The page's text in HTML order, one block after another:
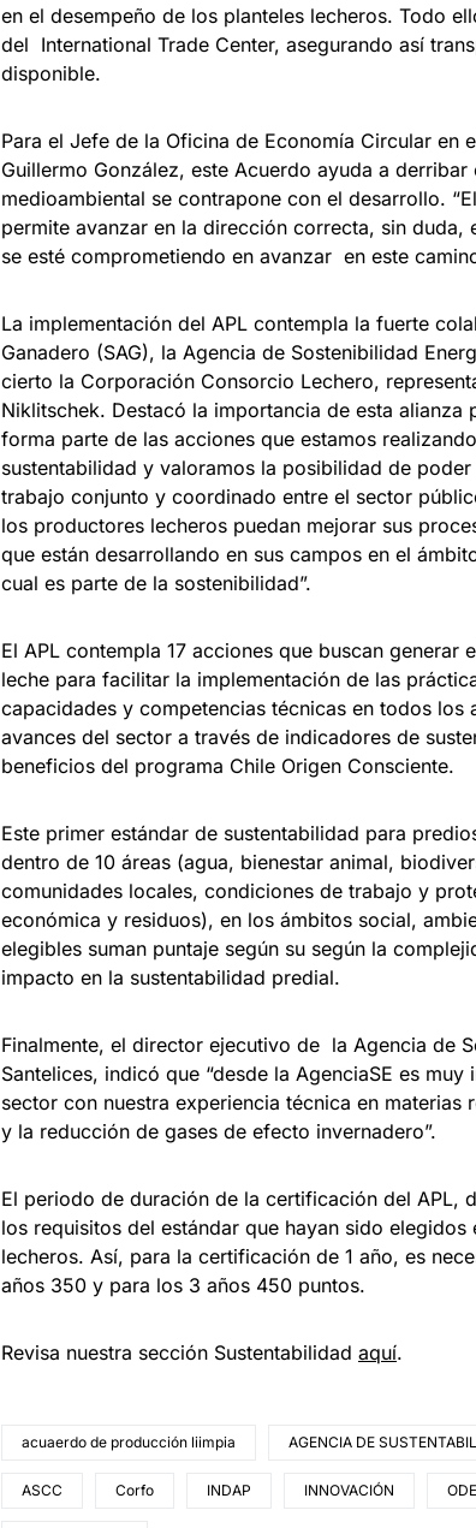
en el desempeño de los planteles lecheros. Todo
del International Trade Center, asegurando así
disponible.
Para el Jefe de la Oficina de Economía Circular en
Guillermo González, este Acuerdo ayuda a
medioambiental se contrapone con el desarrollo.
permite avanzar en la dirección correcta, sin duda,
se esté comprometiendo en avanzar en este
La implementación del APL contempla la fuerte
Ganadero (SAG), la Agencia de Sostenibilidad
cierto la Corporación Consorcio Lechero,
Niklitschek. Destacó la importancia de esta alianza
forma parte de las acciones que estamos
sustentabilidad y valoramos la posibilidad de
trabajo conjunto y coordinado entre el sector
los productores lecheros puedan mejorar sus
que están desarrollando en sus campos en el
cual es parte de la sostenibilidad”.
El APL contempla 17 acciones que buscan
leche para facilitar la implementación de las
capacidades y competencias técnicas en todos
avances del sector a través de indicadores de
beneficios del programa Chile Origen Consciente.
Este primer estándar de sustentabilidad para
dentro de 10 áreas (agua, bienestar animal,
comunidades locales, condiciones de trabajo y
económica y residuos), en los ámbitos social,
elegibles suman puntaje según su según la
impacto en la sustentabilidad predial.
Finalmente, el director ejecutivo de la Agencia de
Santelices, indicó que “desde la AgenciaSE es
sector con nuestra experiencia técnica en materias
y la reducción de gases de efecto invernadero”.
El periodo de duración de la certificación del APL,
los requisitos del estándar que hayan sido
lecheros. Así, para la certificación de 1 año, es
años 350 y para los 3 años 450 puntos.
Revisa nuestra sección Sustentabilidad aquí.
acuaerdo de producción liimpia AGENCIA DE
ASCC Corfo INDAP INNOVACIÓN